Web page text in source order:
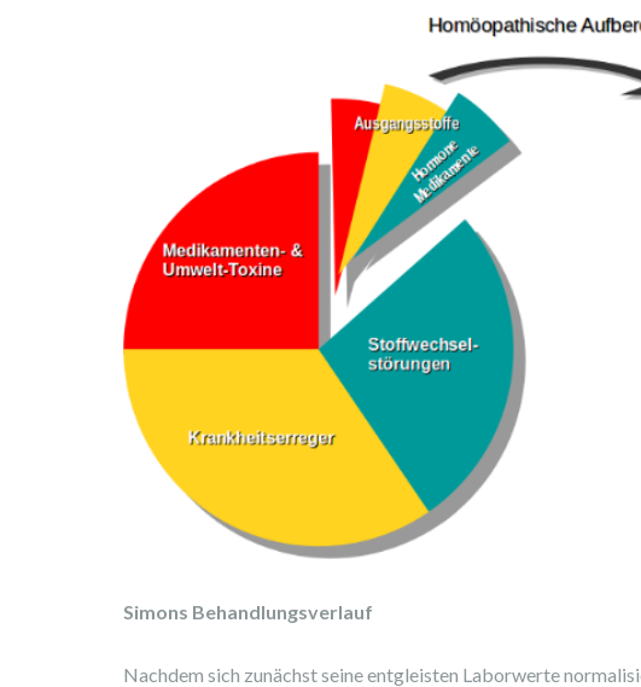
Simons Behandlungsverlauf
Nachdem sich zunächst seine entgleisten Laborwerte